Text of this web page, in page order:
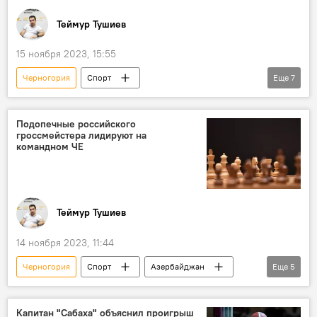
Теймур Тушиев
15 ноября 2023, 15:55
Черногория
Спорт
Мужская сборная Азербайджана по шахматам
Чемпионат Европы
Хорватия
Теймур Раджабов
Еще 7
Подопечные российского
гроссмейстера лидируют на
командном ЧЕ
Теймур Тушиев
14 ноября 2023, 11:44
Черногория Спорт
Азербайджан
Шахматы
Чемпионат Европы
женская сборная
Еще 5
Капитан "Сабаха" объяснил проигрыш